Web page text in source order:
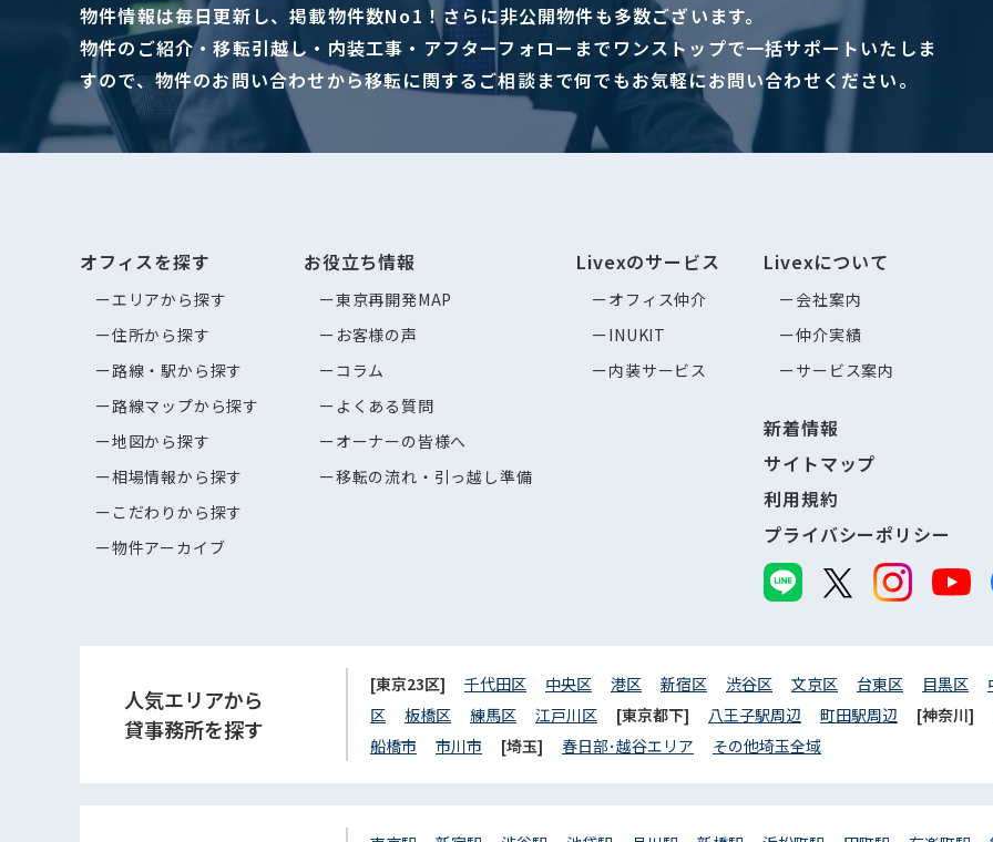
物件情報は毎日更新し、掲載物件数No1！さらに非公開物件も多数ございます。
物件のご紹介・移転引越し・内装工事・アフターフォローまでワンストップで一括サポートいたしま
すので、物件のお問い合わせから移転に関するご相談まで何でもお気軽にお問い合わせください。
オフィスを探す
エリアから探す
住所から探す
路線・駅から探す
路線マップから探す
地図から探す
相場情報から探す
こだわりから探す
物件アーカイブ
お役立ち情報
東京再開発MAP
お客様の声
コラム
よくある質問
オーナーの皆様へ
移転の流れ・引っ越し準備
Livexのサービス
オフィス仲介
INUKIT
内装サービス
Livexについて
会社案内
仲介実績
サービス案内
新着情報
サイトマップ
利用規約
プライバシーポリシー
人気エリアから
貸事務所を探す
[東京23区] 千代田区 中央区 港区 新宿区 渋谷区 文京区 台東区 目黒区
区
板橋区 練馬区 江戸川区 [東京都下] 八王子駅周辺 町田駅周辺 [神奈川]
船橋市
市川市 [埼玉] 春日部･越谷エリア その他埼玉全域